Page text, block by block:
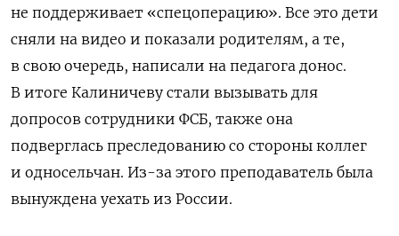
не поддерживает «спецоперацию». Все это дети
сняли на видео и показали родителям, а те,
в свою очередь, написали на педагога донос.
В итоге Калиничеву стали вызывать для
допросов сотрудники ФСБ, также она
подверглась преследованию со стороны коллег
и односельчан. Из-за этого преподаватель была
вынуждена уехать из России.